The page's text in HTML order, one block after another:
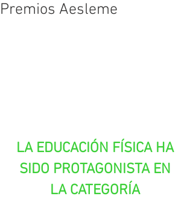
Premios Aesleme
LA EDUCACIÓN FÍSICA HA
SIDO PROTAGONISTA EN
LA CATEGORÍA